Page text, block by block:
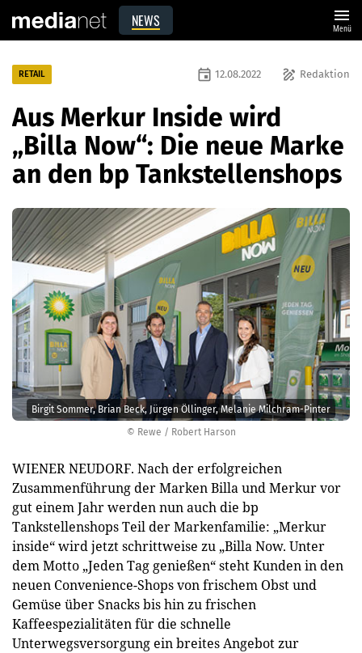
NEWS menu
Menü
© Rewe / Robert Harson
Birgit Sommer, Brian Beck, Jürgen Öllinger, Melanie Milchram-Pinter
RETAIL draw Redaktion
event 12.08.2022
Aus Merkur Inside wird
„Billa Now“: Die neue Marke
an den bp Tankstellenshops
WIENER NEUDORF. Nach der erfolgreichen
Zusammenführung der Marken Billa und Merkur vor
gut einem Jahr werden nun auch die bp
Tankstellenshops Teil der Markenfamilie: „Merkur
inside“ wird jetzt schrittweise zu „Billa Now. Unter
dem Motto „Jeden Tag genießen“ steht Kunden in den
neuen Convenience-Shops von frischem Obst und
Gemüse über Snacks bis hin zu frischen
Kaffeespezialitäten für die schnelle
Unterwegsversorgung ein breites Angebot zur